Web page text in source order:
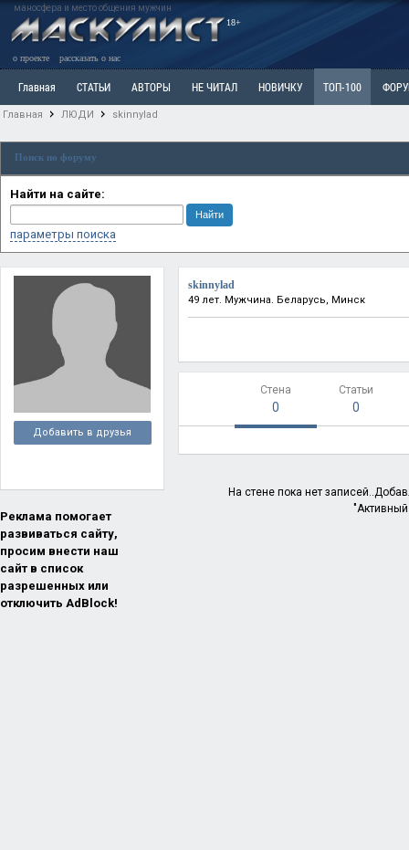
маносфера и место общения мужчин
18+
о проекте рассказать о нас
Главная СТАТЬИ АВТОРЫ НЕ ЧИТАЛ НОВИЧКУ ТОП-100
Ветка: Расстаюсь или Развожусь. САНЧАС
РАЗДЕЛ: Разное
Главная ЛЮДИ skinnylad
Поиск по форуму
Найти на сайте:
параметры поиска
Добавить в друзья
Реклама помогает
развиваться сайту,
просим внести наш
сайт в список
разрешенных или
отключить AdBlock!
skinnylad
49 лет. Мужчина. Беларусь, Минск
Стена
0
Статьи
0
На стене пока нет
"Активный